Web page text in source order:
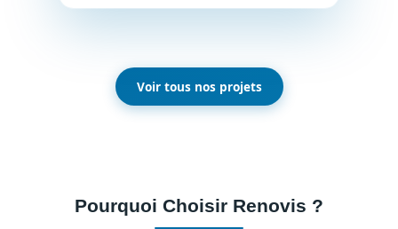
Voir tous nos projets
Pourquoi Choisir Renovis ?